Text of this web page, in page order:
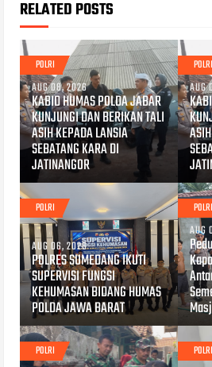
RELATED POSTS
POLRI
AUG 08, 2026
KABID HUMAS POLDA JABAR
KUNJUNGI DAN BERIKAN TALI
ASIH KEPADA LANSIA
SEBATANG KARA DI
JATINANGOR
POLRI
AUG
POLRI
AUG 06, 2026
POLRES SUMEDANG IKUTI
SUPERVISI FUNGSI
KEHUMASAN BIDANG HUMAS
POLDA JAWA BARAT
POLRI
AUG
POLRI POLRI